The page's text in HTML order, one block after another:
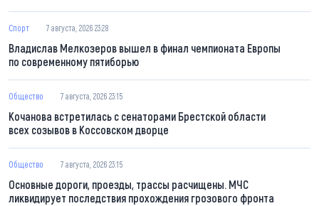
Спорт 7 августа, 2026 23:28
Владислав Мелкозеров вышел в финал чемпионата Европы
по современному пятиборью
Общество 7 августа, 2026 23:15
Кочанова встретилась с сенаторами Брестской области
всех созывов в Коссовском дворце
Общество 7 августа, 2026 23:15
Основные дороги, проезды, трассы расчищены. МЧС
ликвидирует последствия прохождения грозового фронта